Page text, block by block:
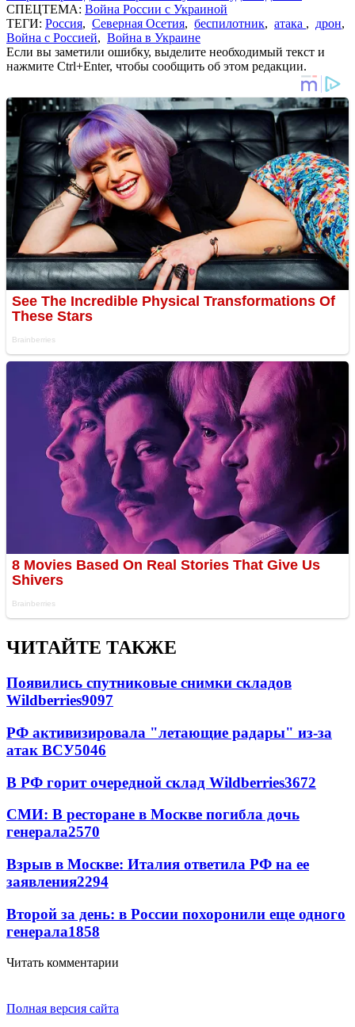
СПЕЦТЕМА: Война России с Украиной
ТЕГИ: Россия, Северная Осетия, беспилотник, атака , дрон,
Война с Россией, Война в Украине
Если вы заметили ошибку, выделите необходимый текст и
нажмите Ctrl+Enter, чтобы сообщить об этом редакции.
ЧИТАЙТЕ ТАКЖЕ
Появились спутниковые снимки складов
Wildberries9097
РФ активизировала "летающие радары" из-за
атак ВСУ5046
В РФ горит очередной склад Wildberries3672
СМИ: В ресторане в Москве погибла дочь
генерала2570
Взрыв в Москве: Италия ответила РФ на ее
заявления2294
Второй за день: в России похоронили еще одного
генерала1858
Читать комментарии
Полная версия сайта